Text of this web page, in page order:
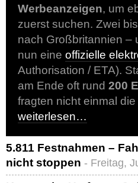
Werbeanzeigen, um
zuerst suchen. Zwei
nach Großbritannien –
nun eine offizielle
Authorisation / ETA).
am Ende oft rund 200
fragten nicht einmal
weiterlesen…
5.811 Festnahmen –
nicht stoppen - Freitag,